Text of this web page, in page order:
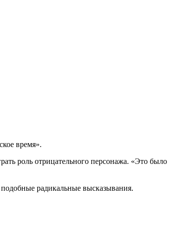
время».
роль отрицательного персонажа. «Это было
подобные радикальные высказывания.